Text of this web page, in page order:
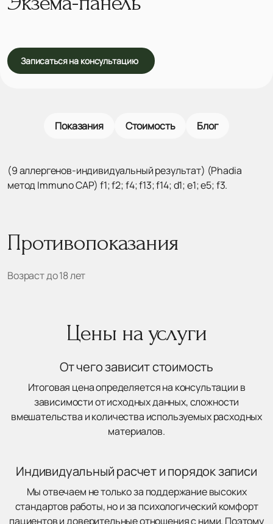
Записаться на консультацию
Показания Стоимость Блог
(9 аллергенов-индивидуальный результат) (Phadia
метод Immuno CAP) f1; f2; f4; f13; f14; d1; e1; e5; f3.
Противопоказания
Возраст до 18 лет
Цены на услуги
От чего зависит стоимость
Итоговая цена определяется на консультации в
зависимости от исходных данных, сложности
вмешательства и количества используемых расходных
материалов.
Индивидуальный расчет и порядок записи
Мы отвечаем не только за поддержание высоких
стандартов работы, но и за психологический комфорт
пациентов и доверительные отношения с ними. Поэтому